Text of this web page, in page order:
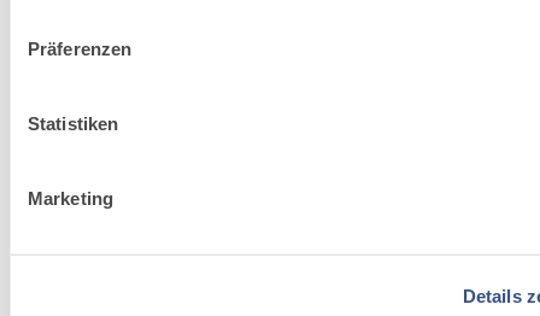
Präferenzen
Statistiken
Marketing
Details